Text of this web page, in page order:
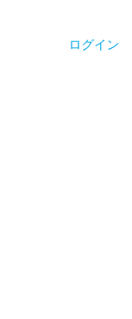
ログイン